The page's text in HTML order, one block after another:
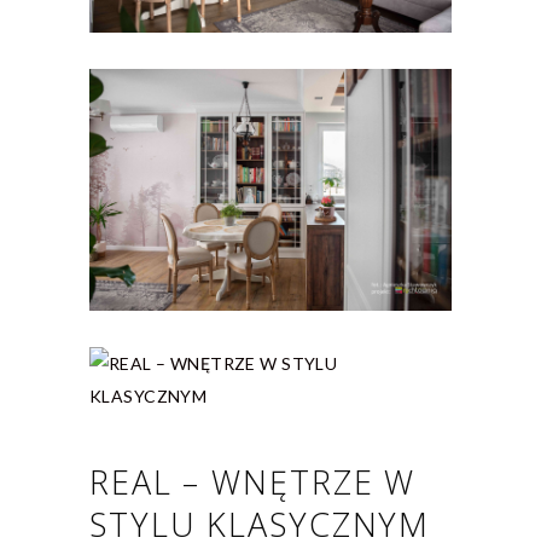
REAL – WNĘTRZE W
STYLU KLASYCZNYM